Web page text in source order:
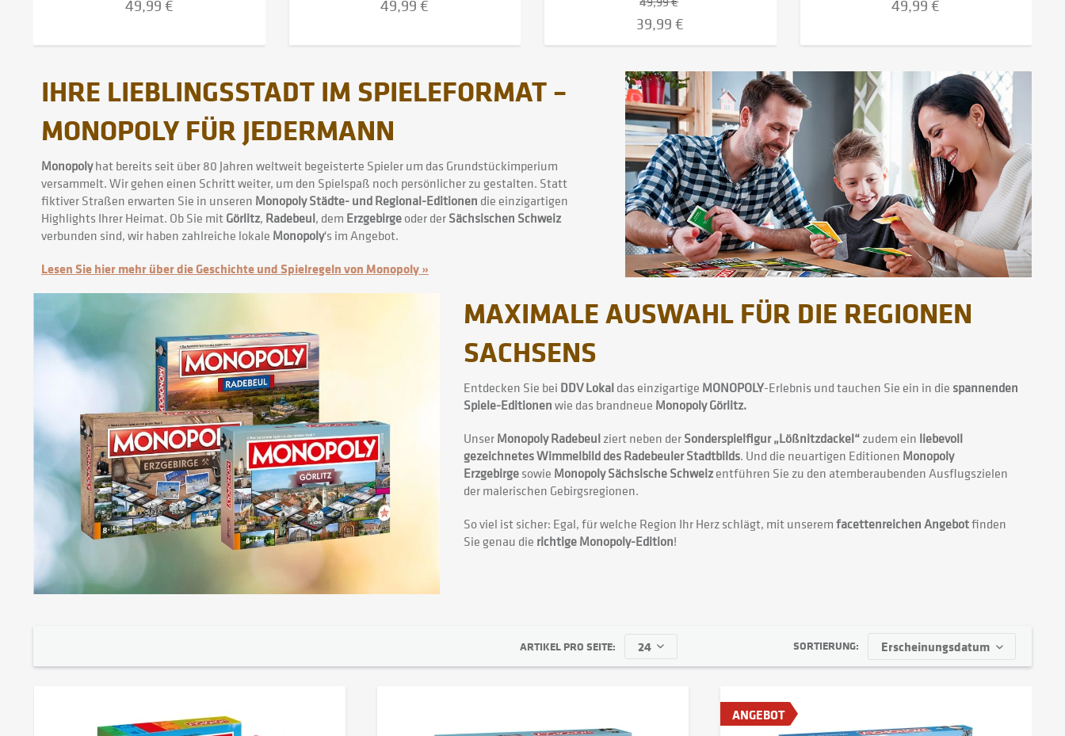
49,99 € 49,99 €
39,99 €
49,99 €
IHRE LIEBLINGSSTADT IM SPIELEFORMAT –
MONOPOLY FÜR JEDERMANN
Monopolyhat bereits seit über 80 Jahren weltweit begeisterte Spieler um das Grundstückimperium
versammelt. Wir gehen einen Schritt weiter, um den Spielspaß noch persönlicher zu gestalten. Statt
fiktiver Straßen erwarten Sie in unseren Monopoly Städte- und Regional-Editionen die einzigartigen
Highlights Ihrer Heimat. Ob Sie mitGörlitz, Radebeul, dem Erzgebirgeoder derSächsischen Schweiz
verbunden sind, wir haben zahlreiche lokale Monopoly's im Angebot.
Lesen Sie hier mehr über die Geschichte und Spielregeln von Monopoly »
MAXIMALE AUSWAHL FÜR DIE REGIONEN
SACHSENS
Entdecken Sie bei DDV Lokaldas einzigartige MONOPOLY-Erlebnis und tauchen Sie ein in die spannenden
Spiele-Editionenwie das brandneue Monopoly Görlitz.
UnserMonopoly Radebeulziert neben derSonderspielfigur „Lößnitzdackel“zudem ein liebevoll
gezeichnetes Wimmelbild des Radebeuler Stadtbilds. Und die neuartigen Editionen Monopoly
Erzgebirgesowie Monopoly Sächsische Schweizentführen Sie zu den atemberaubenden Ausflugszielen
der malerischen Gebirgsregionen.
So viel ist sicher: Egal, für welche Region Ihr Herz schlägt, mit unseremfacettenreichen Angebotfinden
Sie genau die richtige Monopoly-Edition!
SORTIERUNG:
ARTIKEL PRO SEITE:
ANGEBOT